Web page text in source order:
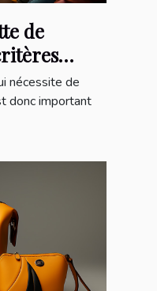
de
nécessite de
donc important